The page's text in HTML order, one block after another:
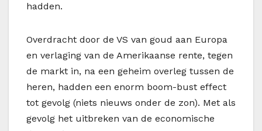
hadden.
Overdracht door de VS van goud aan Europa
en verlaging van de Amerikaanse rente, tegen
de markt in, na een geheim overleg tussen de
heren, hadden een enorm boom-bust effect
tot gevolg (niets nieuws onder de zon). Met als
gevolg het uitbreken van de economische